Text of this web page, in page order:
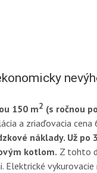
150 m2 (s ročnou
a zriaďovacia cena
náklady. Už po
kotlom. Z tohto